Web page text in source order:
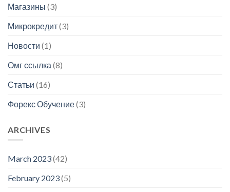
Магазины (3)
Микрокредит(3)
Новости (1)
Омг ссылка (8)
Статьи (16)
Форекс Обучение(3)
ARCHIVES
March 2023(42)
February 2023(5)